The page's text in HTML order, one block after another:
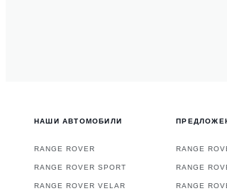
НАШИ АВТОМОБИЛИ
RANGE ROVER
RANGE ROVER SPORT
RANGE ROVER VELAR
RANGE
RANGE
RANGE